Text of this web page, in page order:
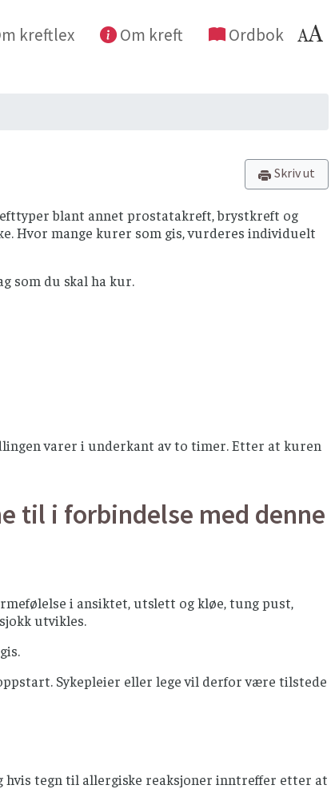
kreftlex Om kreft Ordbok
Skriv ut
blant annet prostatakreft, brystkreft og
Hvor mange kurer som gis, vurderes individuelt
som du skal ha kur.
varer i underkant av to timer. Etter at kuren
til i forbindelse med denne
i ansiktet, utslett og kløe, tung pust,
utvikles.
Sykepleier eller lege vil derfor være tilstede
hvis tegn til allergiske reaksjoner inntreffer etter at